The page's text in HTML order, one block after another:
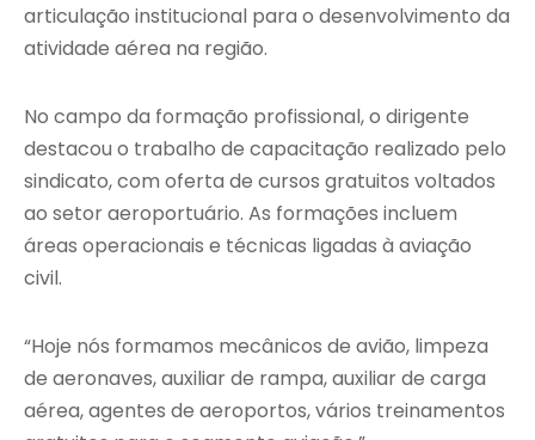
articulação institucional para o desenvolvimento da
atividade aérea na região.
No campo da formação profissional, o dirigente
destacou o trabalho de capacitação realizado pelo
sindicato, com oferta de cursos gratuitos voltados
ao setor aeroportuário. As formações incluem
áreas operacionais e técnicas ligadas à aviação
civil.
“Hoje nós formamos mecânicos de avião, limpeza
de aeronaves, auxiliar de rampa, auxiliar de carga
aérea, agentes de aeroportos, vários treinamentos